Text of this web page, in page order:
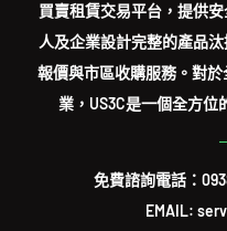
買賣租賃交易平台，提供
人及企業設計完整的產品
報價與市區收購服務。對
業，US3C是一個全方位
免費諮詢電話：
EMAIL: